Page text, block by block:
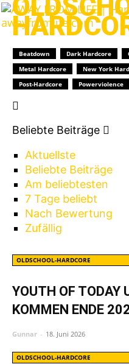
Beatdown Dark Hardcore
Metal Hardcore
New York
Post-Hardcore
Powerviolence
Beliebte Beiträge
Aktuellste
Beliebte Beiträge
Am beliebtesten
7 Tage beliebt
Nach Bewertung
Zufällig
OLDSCHOOL-HARDCORE
YOUTH OF TODAY
KOMMEN ENDE
Gunnar - 18. Juni 2026
OLDSCHOOL-HARDCORE